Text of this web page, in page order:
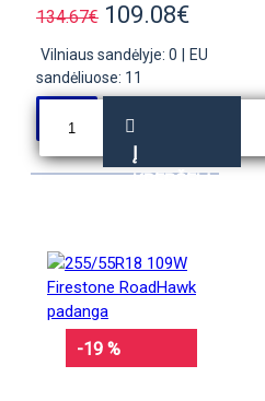
134.67€ 109.08€
Vilniaus sandėlyje: 0
EU
sandėliuose: 11
Į
KREPŠELĮ
-19 %